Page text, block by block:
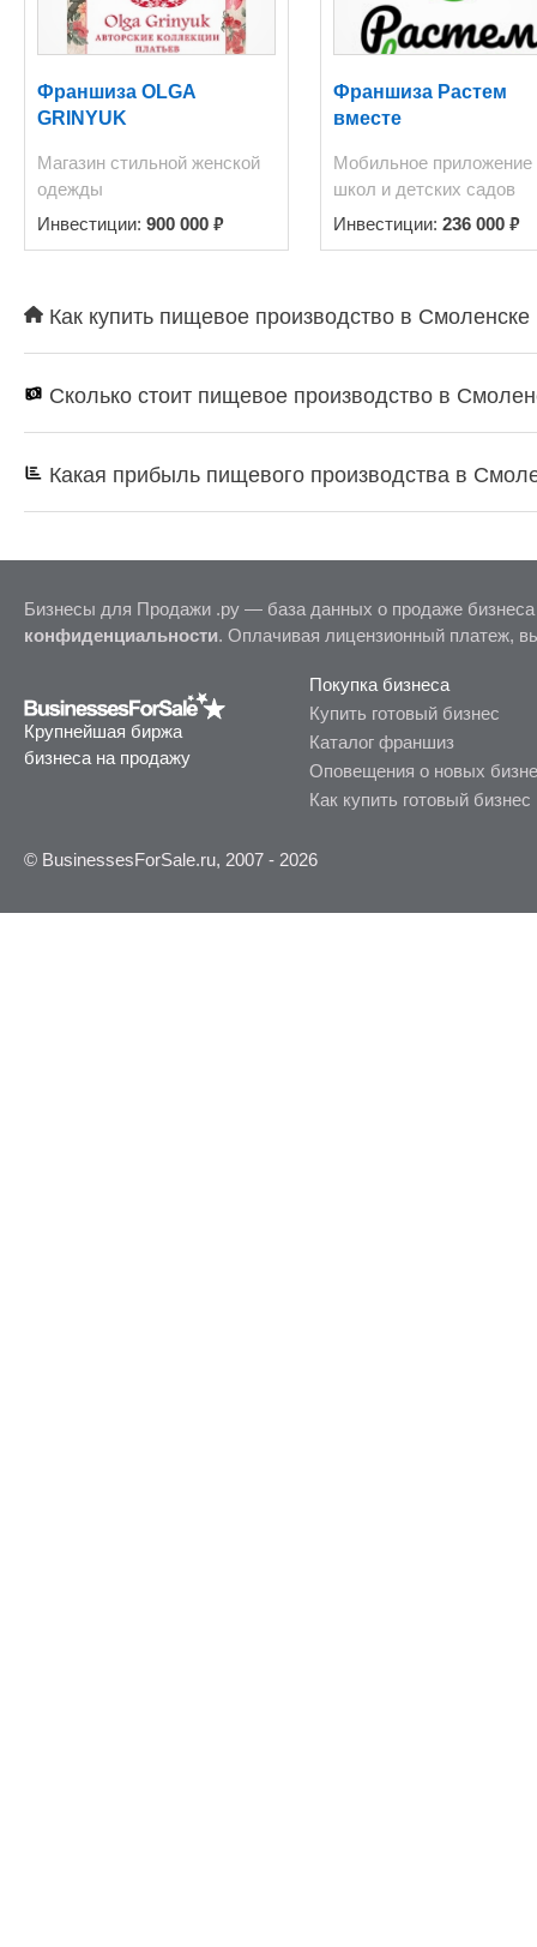
Франшиза OLGA
GRINYUK
Магазин стильной женской
одежды
Инвестиции: 900 000 ₽
Франшиза Растем
вместе
Мобильное приложение
школ и детских садов
Инвестиции: 236 000 ₽
Как купить пищевое производство в
Сколько стоит пищевое производство в
Какая прибыль пищевого производства в
Бизнесы для Продажи .ру — база данных о продаже
конфиденциальности. Оплачивая лицензионный платеж,
Крупнейшая биржа
бизнеса на продажу
Покупка бизнеса
Купить готовый бизнес
Каталог франшиз
Оповещения о новых
Как купить готовый бизнес
© BusinessesForSale.ru, 2007 - 2026